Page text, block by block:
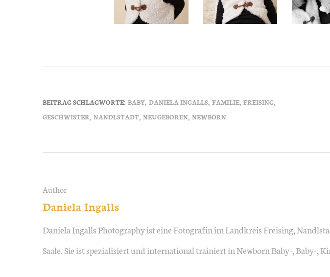
BEITRAG SCHLAGWORTE: BABY DANIELA INGALLS FAMILIE FREISING
GESCHWISTER NANDLSTADT NEUGEBOREN NEWBORN
Author
Daniela Ingalls
Daniela Ingalls Photography ist eine Fotografin im Landkreis Freising,
Saale. Sie ist spezialisiert und international trainiert in Newborn Baby-, Baby-,